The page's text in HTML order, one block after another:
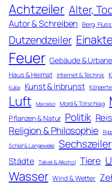
Achtzeiler Alter,
Autor & Schreiben Berg,
Dutzendzeiler
Feuer Gebäude &
Haus & Heimat Internet & Technik
Kuba Kunst & Inbrunst
Luft Marokko Mord & Totschlag
Pflanzen & Natur Politik
Religion & Philosophie
Schlaf & Langeweile Sechszeiler
Städte Tabak & Alkohol Tiere
Wasser Wind & Wetter